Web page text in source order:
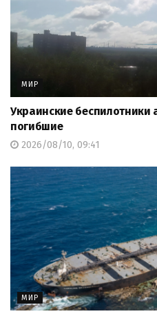
МИР
Украинские беспилотники
погибшие
2026/08/10, 09:41
МИР